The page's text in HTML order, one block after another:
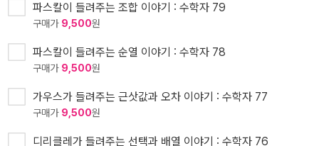
파스칼이 들려주는 조합 이야기 : 수학자 79
구매가 9,500원
파스칼이 들려주는 순열 이야기 : 수학자 78
구매가 9,500원
가우스가 들려주는 근삿값과 오차 이야기 : 수학자 77
구매가 9,500원
디리클레가 들려주는 선택과 배열 이야기 : 수학자 76